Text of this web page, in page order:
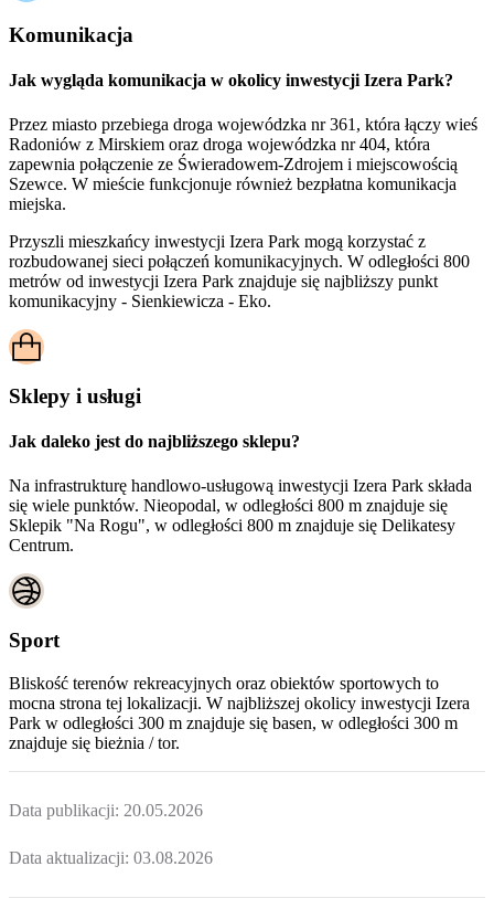
Komunikacja
Jak wygląda komunikacja w okolicy inwestycji Izera Park?
Przez miasto przebiega droga wojewódzka nr 361, która łączy wieś
Radoniów z Mirskiem oraz droga wojewódzka nr 404, która
zapewnia połączenie ze Świeradowem-Zdrojem i miejscowością
Szewce. W mieście funkcjonuje również bezpłatna komunikacja
miejska.
Przyszli mieszkańcy inwestycji Izera Park mogą korzystać z
rozbudowanej sieci połączeń komunikacyjnych. W odległości 800
metrów od inwestycji Izera Park znajduje się najbliższy punkt
komunikacyjny - Sienkiewicza - Eko.
Sklepy i usługi
Jak daleko jest do najbliższego sklepu?
Na infrastrukturę handlowo-usługową inwestycji Izera Park składa
się wiele punktów. Nieopodal, w odległości 800 m znajduje się
Sklepik "Na Rogu", w odległości 800 m znajduje się Delikatesy
Centrum.
Sport
Bliskość terenów rekreacyjnych oraz obiektów sportowych to
mocna strona tej lokalizacji. W najbliższej okolicy inwestycji Izera
Park w odległości 300 m znajduje się basen, w odległości 300 m
znajduje się bieżnia / tor.
Data publikacji: 20.05.2026
Data aktualizacji: 03.08.2026